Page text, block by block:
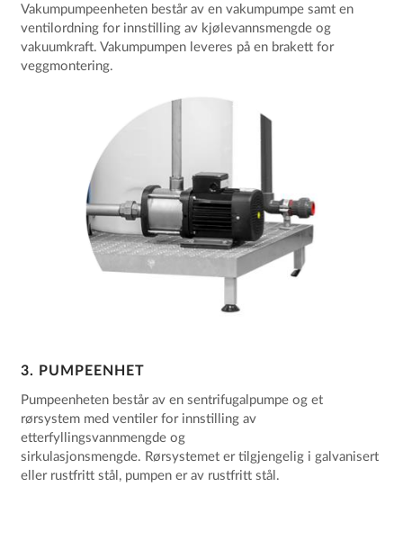
Vakumpumpeenheten består av en vakumpumpe samt en
ventilordning for innstilling av kjølevannsmengde og
vakuumkraft. Vakumpumpen leveres på en brakett for
veggmontering.
3. PUMPEENHET
Pumpeenheten består av en sentrifugalpumpe og et
rørsystem med ventiler for innstilling av
etterfyllingsvannmengde og
sirkulasjonsmengde. Rørsystemet er tilgjengelig i galvanisert
eller rustfritt stål, pumpen er av rustfritt stål.